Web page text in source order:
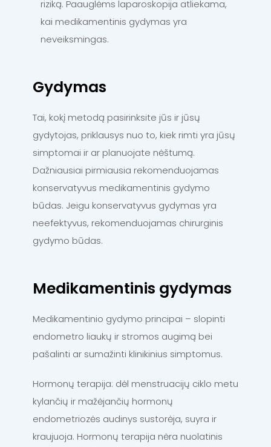
riziką. Paauglėms laparoskopija atliekama,
kai medikamentinis gydymas yra
neveiksmingas.
Gydymas
Tai, kokį metodą pasirinksite jūs ir jūsų
gydytojas, priklausys nuo to, kiek rimti yra jūsų
simptomai ir ar planuojate nėštumą.
Dažniausiai pirmiausia rekomenduojamas
konservatyvus medikamentinis gydymo
būdas. Jeigu konservatyvus gydymas yra
neefektyvus, rekomenduojamas chirurginis
gydymo būdas.
Medikamentinis gydymas
Medikamentinio gydymo principai – slopinti
endometro liaukų ir stromos augimą bei
pašalinti ar sumažinti klinikinius simptomus.
Hormonų terapija: dėl menstruacijų ciklo metu
kylančių ir mažėjančių hormonų
endometriozės audinys sustorėja, suyra ir
kraujuoja. Hormonų terapija nėra nuolatinis